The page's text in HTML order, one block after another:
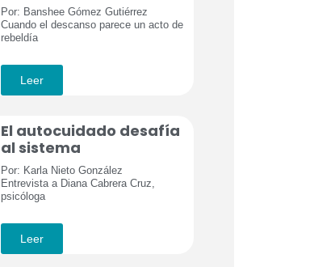
Por: Banshee Gómez Gutiérrez
Cuando el descanso parece un acto de
rebeldía
Leer
El autocuidado desafía
al sistema
Por: Karla Nieto González
Entrevista a Diana Cabrera Cruz,
psicóloga
Leer